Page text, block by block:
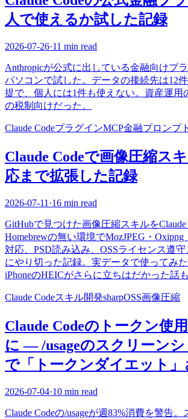
人で使えるか試した記録
2026-07-26·11 min read
Anthropicが公式に出している金融向けプ
パソコンで試した。データの接続先は12
提で、個人には1件も使えない。資産運用
の税制向けだった。
Claude CodeプラグインMCP金融プロンプ
Claude Codeで画像圧縮ス
応まで拡張した記録
2026-07-11 ·16 min read
GitHubで見つけた画像圧縮スキルをClaude
Homebrewの無い環境でMozJPEG・Oxipng
対応、PSD読み込み、OSSライセンス遵守
にやり切った記録。実データで使ってみ
iPhoneのHEICがさらに立ちはだかった話も
Claude Codeスキル開発sharpOSS画像圧縮
Claude Codeのトークン使
に — /usageのスクリーン
で「トークンダイエット
2026-07-04·10 min read
Claude Codeの/usageが週83%消費を警告